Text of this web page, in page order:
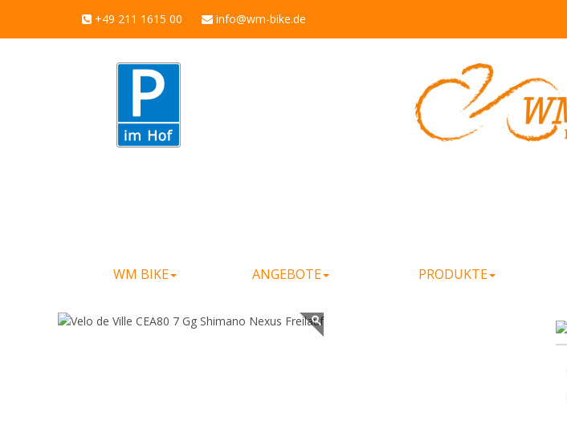
+49 211 1615 00 info@wm-bike.de
WM BIKE ANGEBOTE PRODUKTE